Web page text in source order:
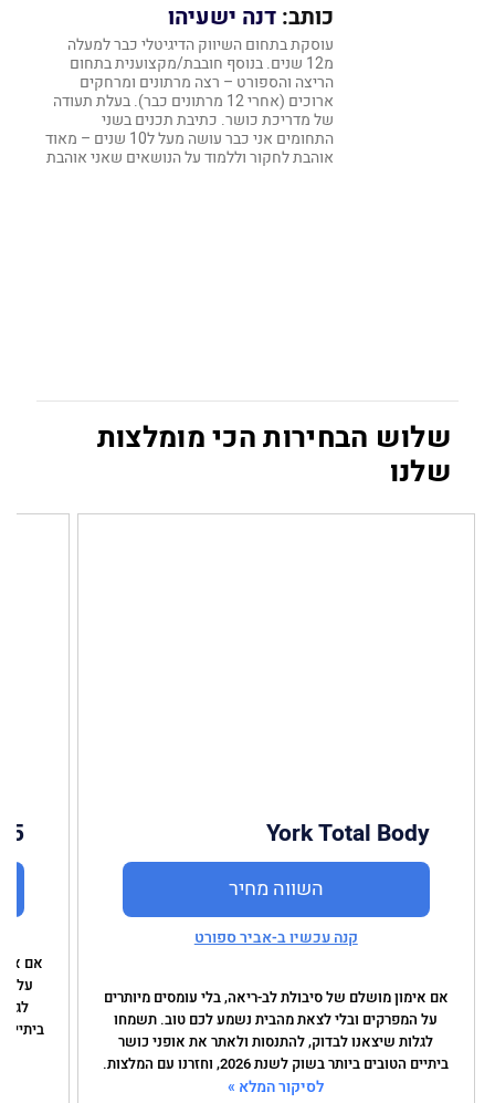
כותב: דנה ישעיהו
עוסקת בתחום השיווק הדיגיטלי כבר למעלה
מ12 שנים. בנוסף חובבת/מקצוענית בתחום
הריצה והספורט – רצה מרתונים ומרחקים
ארוכים (אחרי 12 מרתונים כבר). בעלת תעודה
של מדריכת כושר. כתיבת תכנים בשני
התחומים אני כבר עושה מעל ל10 שנים – מאוד
אוהבת לחקור וללמוד על הנושאים שאני אוהבת
שלוש הבחירות הכי מומלצות
שלנו
York Total Body
השווה מחיר
קנה עכשיו ב-אביר ספורט
אם אימון מושלם של סיבולת לב-ריאה, בלי עומסים מיותרים
על המפרקים ובלי לצאת מהבית נשמע לכם טוב. תשמחו
לגלות שיצאנו לבדוק, להתנסות ולאתר את אופני כושר
ביתיים הטובים ביותר בשוק לשנת 2026, וחזרנו עם המלצות.
לסיקור המלא »
אם
על
ביתיים